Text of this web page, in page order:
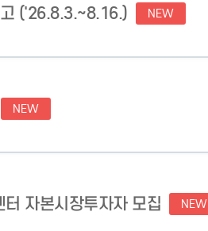
('26.8.3.~8.16.)
NEW
NEW
자본시장투자자 모집
NEW